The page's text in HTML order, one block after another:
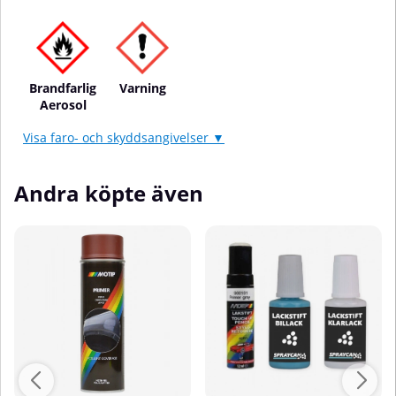
Brandfarlig
Aerosol
Varning
Visa faro- och skyddsangivelser ▼
Andra köpte även